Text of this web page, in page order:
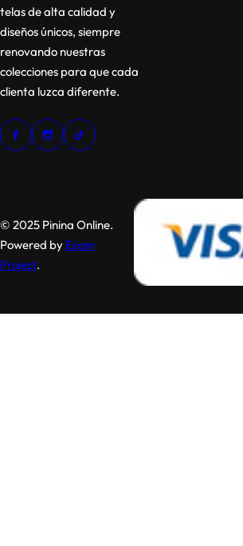
telas de alta calidad y
diseños únicos, siempre
renovando nuestras
colecciones para que cada
clienta luzca diferente.
© 2025 Pinina Online.
Powered by Ecom
Project.